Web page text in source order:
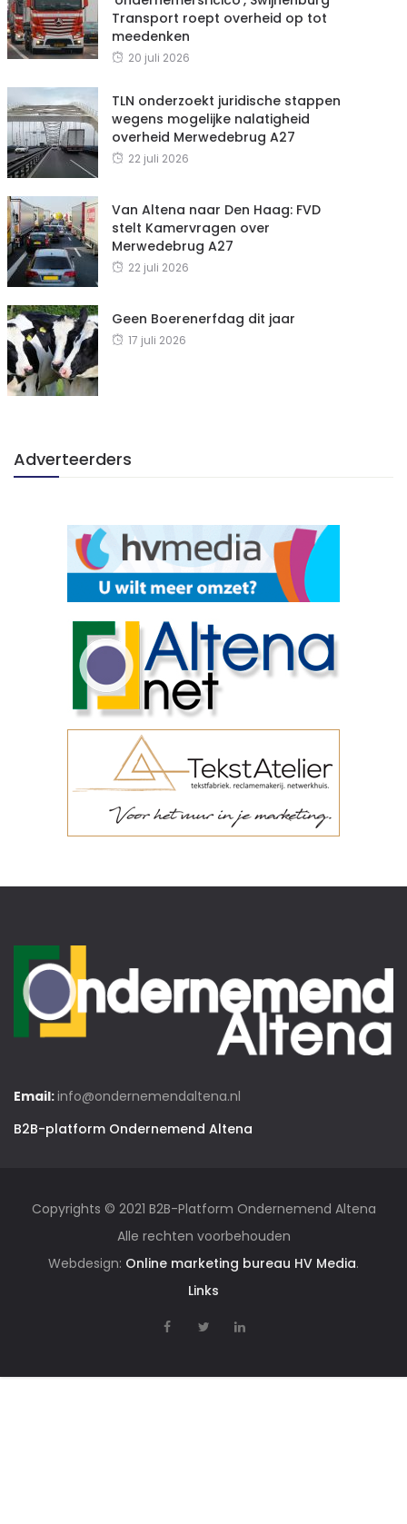
Transport roept overheid op tot
meedenken
20 juli 2026
TLN onderzoekt juridische stappen
wegens mogelijke nalatigheid
overheid Merwedebrug A27
22 juli 2026
Van Altena naar Den Haag: FVD
stelt Kamervragen over
Merwedebrug A27
22 juli 2026
Geen Boerenerfdag dit jaar
17 juli 2026
Adverteerders
Email:info@ondernemendaltena.nl
B2B-platform Ondernemend Altena
Copyrights © 2021 B2B-Platform Ondernemend Altena
Alle rechten voorbehouden
Webdesign: Online marketing bureau HV Media.
Links